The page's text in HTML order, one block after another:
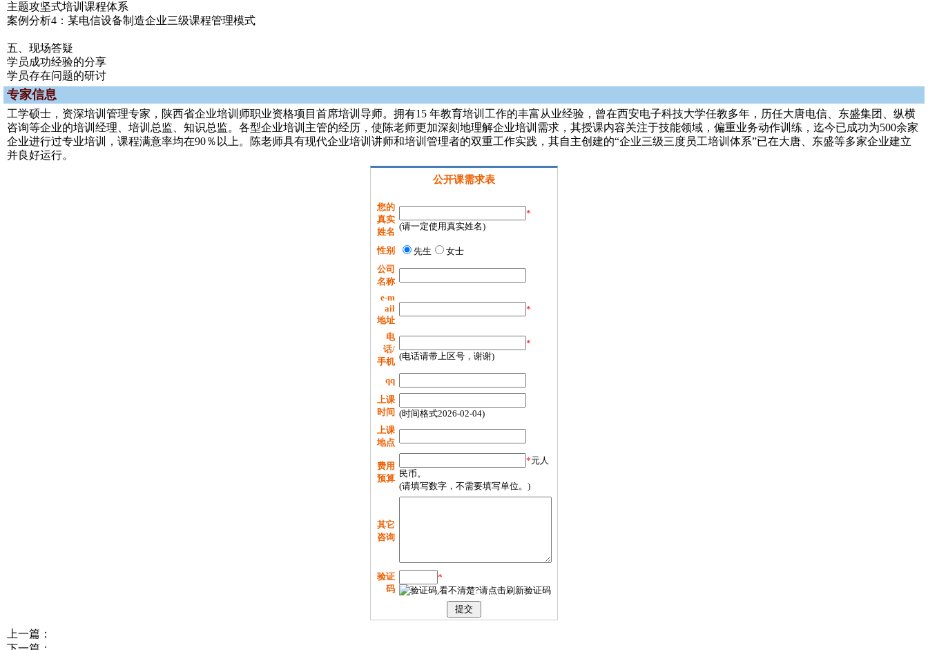
主题攻坚式培训课程体系
案例分析4：某电信设备制造企业三级课程管理模式
五、现场答疑
学员成功经验的分享
学员存在问题的研讨
专家信息
工学硕士，资深培训管理专家，陕西省企业培训师职业资格项目首席培训导师。拥有15 年教育培训工作的丰富从业经验，曾在西安电子科技大学任教多年，历任大唐电信、东盛集团、纵横
咨询等企业的培训经理、培训总监、知识总监。各型企业培训主管的经历，使陈老师更加深刻地理解企业培训需求，其授课内容关注于技能领域，偏重业务动作训练，迄今已成功为500余家
企业进行过专业培训，课程满意率均在90％以上。陈老师具有现代企业培训讲师和培训管理者的双重工作实践，其自主创建的“企业三级三度员工培训体系”已在大唐、东盛等多家企业建立
并良好运行。
公开课需求表
您的
真实
姓名
*
(请一定使用真实姓名)
性别 先生
女士
公司
名称
e-m
ail
地址
*
电
话/
手机
*
(电话请带上区号，谢谢)
qq
上课
时间 (时间格式2026-02-04)
上课
地点
费用
预算
*元人
民币。
(请填写数字，不需要填写单位。)
其它
咨询
验证
码
*
上一篇：